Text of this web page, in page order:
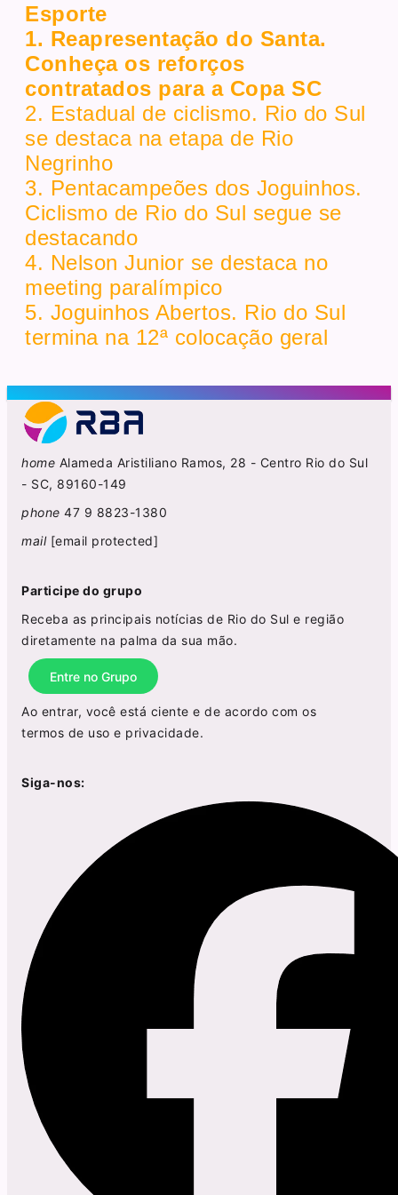
Esporte
1. Reapresentação do Santa.
Conheça os reforços
contratados para a Copa SC
2. Estadual de ciclismo. Rio do Sul
se destaca na etapa de Rio
Negrinho
3. Pentacampeões dos Joguinhos.
Ciclismo de Rio do Sul segue se
destacando
4. Nelson Junior se destaca no
meeting paralímpico
5. Joguinhos Abertos. Rio do Sul
termina na 12ª colocação geral
home Alameda Aristiliano Ramos, 28 - Centro Rio do Sul
- SC, 89160-149
phone 47 9 8823-1380
mail [email protected]
Participe do grupo
Receba as principais notícias de Rio do Sul e região
diretamente na palma da sua mão.
Entre no Grupo
Ao entrar, você está ciente e de acordo com os
termos de uso e privacidade.
Siga-nos: